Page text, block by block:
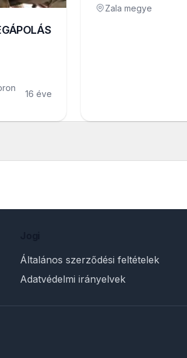
16 éve
Zala megye
Általános szerződési feltételek
Adatvédelmi irányelvek